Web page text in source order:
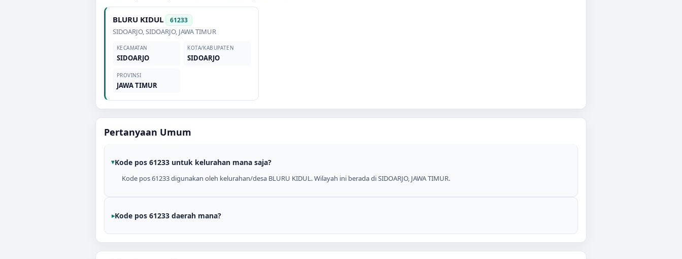
BLURU KIDUL 61233
SIDOARJO,SIDOARJO, JAWA TIMUR
KECAMATAN
SIDOARJO
KOTA/KABUPATEN
SIDOARJO
PROVINSI
JAWA TIMUR
Pertanyaan Umum
Kode pos 61233 untuk kelurahan mana saja?
Kode pos 61233 digunakan oleh kelurahan/desa BLURU KIDUL. Wilayah ini berada di SIDOARJO, JAWA TIMUR.
Kode pos 61233 daerah mana?